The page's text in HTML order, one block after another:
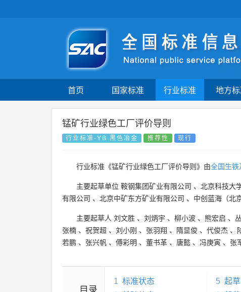
首页 国家标准 行业标准 地方
锰矿行业绿色工厂评价导则
行业标准-YB 黑色冶金 推荐性 现行
行业标准《锰矿行业绿色工厂评价导则》由全国生铁
主要起草单位 鞍钢集团矿业有限公司 、 北京科技大
有限公司 、 北京中矿东方矿业有限公司 、 中创蓝海（北
主要起草人 刘文胜 、 刘炳宇 、 柳小波 、 熊宏启 、
张楠 、 祝贺超 、 刘小刚 、 张羽翔 、 隋显俊 、 代俊杰 、
若鹏 、 张兴帆 、 傅彩明 、 董书革 、 唐懿 、 冯庚寅 、 张
目录
1 标准状态
5 起